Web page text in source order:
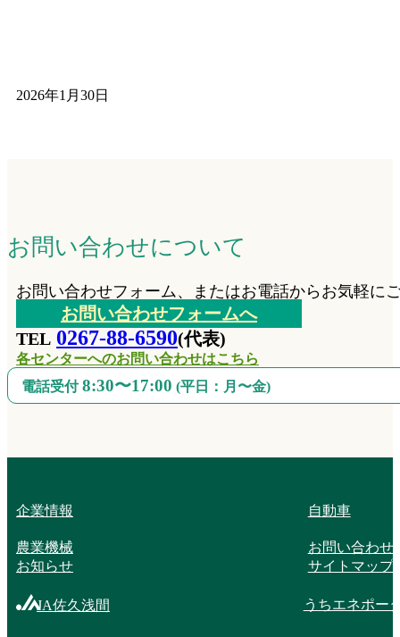
2026年1月30日
お問い合わせについて
お問い合わせフォーム、またはお電話からお気軽に
お問い合わせフォームへ
TEL 0267-88-6590(代表)
各センターへのお問い合わせはこちら
電話受付8:30〜17:00 (平日：月〜金)
企業情報 自動車
農業機械
お問い合わせ
お知らせ
サイトマップ
JA佐久浅間 うちエネポー